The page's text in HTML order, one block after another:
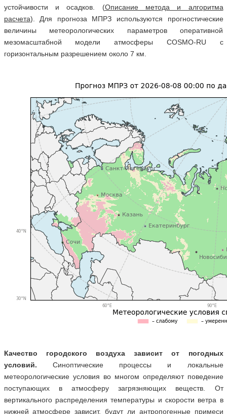
устойчивости и осадков. (Описание метода и алгоритма
расчета). Для прогноза МПРЗ используются прогностические
величины метеорологических параметров оперативной
мезомасштабной модели атмосферы COSMO-RU с
горизонтальным разрешением около 7 км.
Качество городского воздуха зависит от погодных
условий. Синоптические процессы и локальные
метеорологические условия во многом определяют поведение
поступающих в атмосферу загрязняющих веществ. От
вертикального распределения температуры и скорости ветра в
нижней атмосфере зависит, будут ли антропогенные примеси